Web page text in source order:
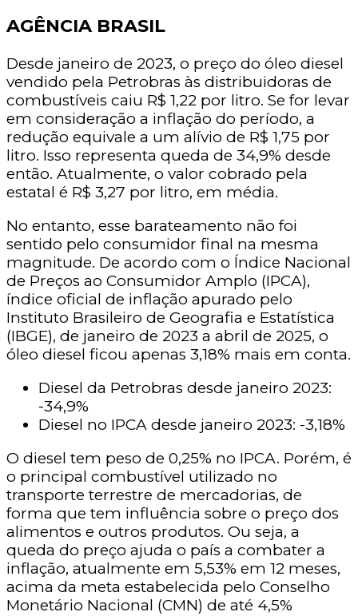
AGÊNCIA BRASIL
Desde janeiro de 2023, o preço do óleo diesel
vendido pela Petrobras às distribuidoras de
combustíveis caiu R$ 1,22 por litro. Se for levar
em consideração a inflação do período, a
redução equivale a um alívio de R$ 1,75 por
litro. Isso representa queda de 34,9% desde
então. Atualmente, o valor cobrado pela
estatal é R$ 3,27 por litro, em média.
No entanto, esse barateamento não foi
sentido pelo consumidor final na mesma
magnitude. De acordo com o Índice Nacional
de Preços ao Consumidor Amplo (IPCA),
índice oficial de inflação apurado pelo
Instituto Brasileiro de Geografia e Estatística
(IBGE), de janeiro de 2023 a abril de 2025, o
óleo diesel ficou apenas 3,18% mais em conta.
Diesel da Petrobras desde janeiro 2023:
-34,9%
Diesel no IPCA desde janeiro 2023: -3,18%
O diesel tem peso de 0,25% no IPCA. Porém, é
o principal combustível utilizado no
transporte terrestre de mercadorias, de
forma que tem influência sobre o preço dos
alimentos e outros produtos. Ou seja, a
queda do preço ajuda o país a combater a
inflação, atualmente em 5,53% em 12 meses,
acima da meta estabelecida pelo Conselho
Monetário Nacional (CMN) de até 4,5%